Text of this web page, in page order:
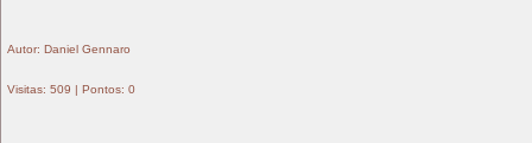
Autor: Daniel Gennaro
Visitas: 509 | Pontos: 0